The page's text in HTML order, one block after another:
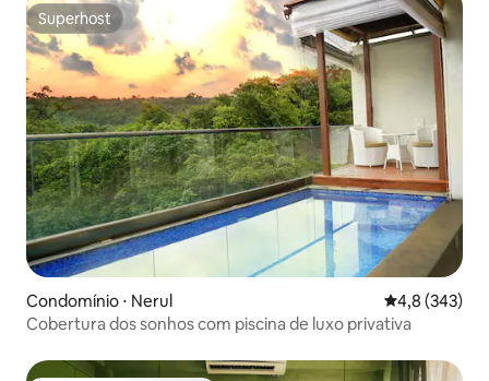
Superhost
Superhost
Condomínio ⋅ Nerul 4,8 de uma
4,8 (343)
Cobertura dos sonhos com piscina de luxo privativa